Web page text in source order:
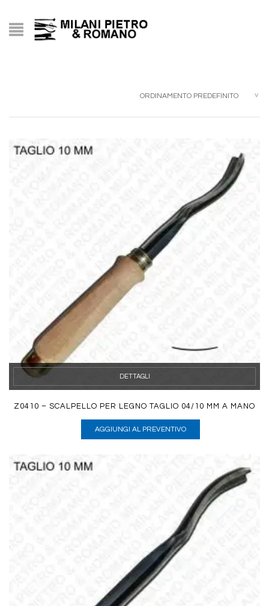
ORDINAMENTO PREDEFINITO
DETTAGLI
Z0410 – SCALPELLO PER LEGNO TAGLIO 04/10 MM A MANO
AGGIUNGI AL PREVENTIVO